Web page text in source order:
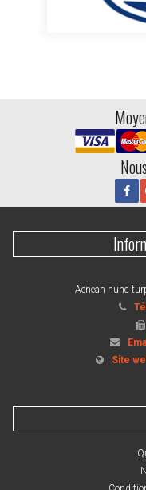
Aenean nunc
Site